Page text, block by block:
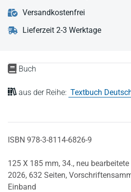
Buch
aus der Reihe: Textbuch
ISBN 978-3-8114-6826-9
125 X 185 mm, 34., neu
2026, 632 Seiten,
Einband
Versandkostenfrei
Lieferzeit 2-3 Werktage